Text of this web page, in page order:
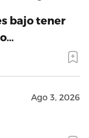
bajo tener
Ago 3, 2026